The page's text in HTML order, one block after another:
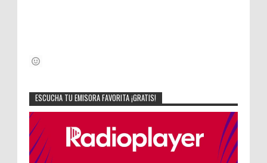
ESCUCHA TU EMISORA FAVORITA ¡GRATIS!